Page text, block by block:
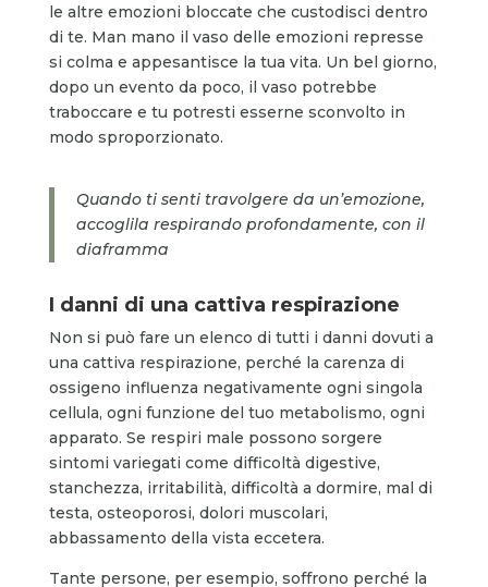
le altre emozioni bloccate che custodisci dentro
di te. Man mano il vaso delle emozioni represse
si colma e appesantisce la tua vita. Un bel giorno,
dopo un evento da poco, il vaso potrebbe
traboccare e tu potresti esserne sconvolto in
modo sproporzionato.
Quando ti senti travolgere da un’emozione,
accoglila respirando profondamente, con il
diaframma
I danni di una cattiva respirazione
Non si può fare un elenco di tutti i danni dovuti a
una cattiva respirazione, perché la carenza di
ossigeno influenza negativamente ogni singola
cellula, ogni funzione del tuo metabolismo, ogni
apparato. Se respiri male possono sorgere
sintomi variegati come difficoltà digestive,
stanchezza, irritabilità, difficoltà a dormire, mal di
testa, osteoporosi, dolori muscolari,
abbassamento della vista eccetera.
Tante persone, per esempio, soffrono perché la